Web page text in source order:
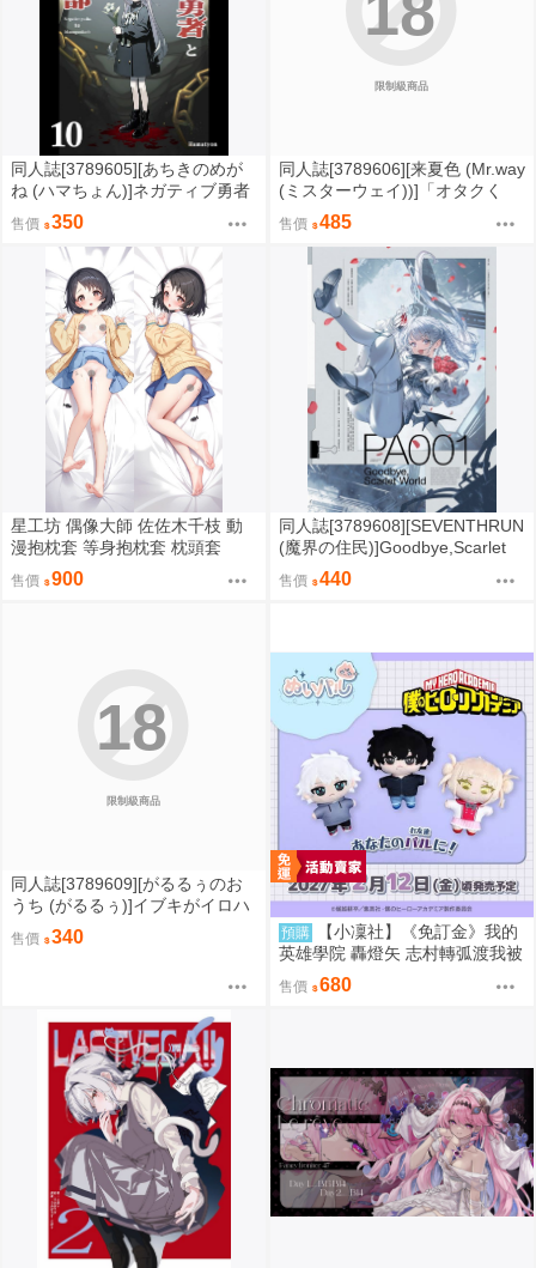
同人誌[3789605][あちきのめが
ね (ハマちょん)]ネガティブ勇者
と魔王軍幹部10 (原創)
售價 350
限制級商品
同人誌[3789606][来夏色 (Mr.way
(ミスターウェイ))]「オタクく
ん」にやさしいギャル (原創)
售價 485
星工坊 偶像大師 佐佐木千枝 動
漫抱枕套 等身抱枕套 枕頭套
售價 900
同人誌[3789608][SEVENTHRUN
(魔界の住民)]Goodbye,Scarlet
World【特典】 (創作)
售價 440
限制級商品
18
同人誌[3789609][がるるぅのお
うち (がるるぅ)]イブキがイロハ
を攻めまくりエッチをして(絶頂)
イかせちゃうおはなし (蔚藍檔
售價 340 預購
【小凜社】《免訂金》我的
英雄學院 轟燈矢 志村轉弧渡我被
身（小時候）ぬいパル（ぬいぐ
るみマスコット）毛絨布偶玩偶
售價 680